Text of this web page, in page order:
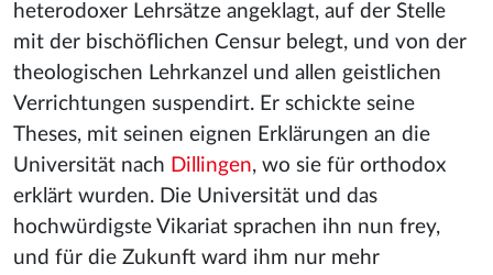
heterodoxer Lehrsätze angeklagt, auf der Stelle
mit der bischöflichen Censur belegt, und von der
theologischen Lehrkanzel und allen geistlichen
Verrichtungen suspendirt. Er schickte seine
Theses, mit seinen eignen Erklärungen an die
Universität nach Dillingen, wo sie für orthodox
erklärt wurden. Die Universität und das
hochwürdigste Vikariat sprachen ihn nun frey,
und für die Zukunft ward ihm nur mehr